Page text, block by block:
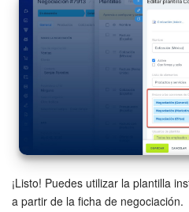
¡Listo! Puedes utilizar la plantilla
a partir de la ficha de negociación.